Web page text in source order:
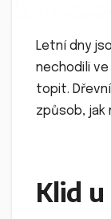
Letní dny
nechodili
topit.
způsob, jak
Klid